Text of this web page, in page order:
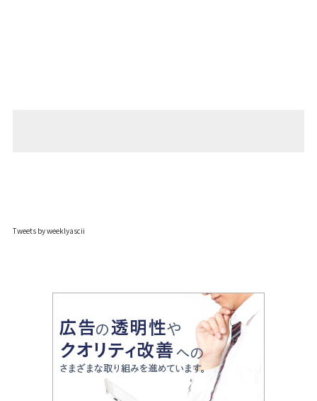
Tweets by weeklyascii